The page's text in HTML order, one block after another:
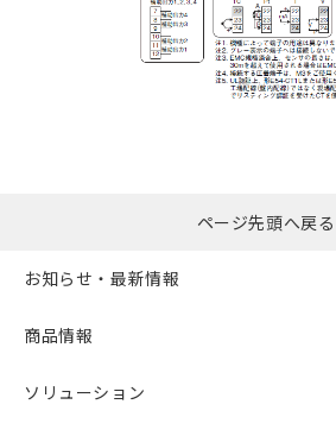
ページ先頭へ戻る
お知らせ・最新情報
商品情報
ソリューション